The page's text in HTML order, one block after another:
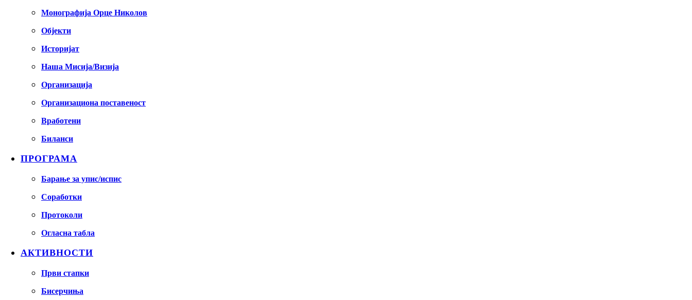
Монографија Орце Николов
Објекти
Историјат
Наша Мисија/Визија
Организација
Организациона поставеност
Вработени
Биланси
ПРОГРАМА
Барање за упис/испис
Соработки
Протоколи
Огласна табла
АКТИВНОСТИ
Први стапки
Бисерчиња